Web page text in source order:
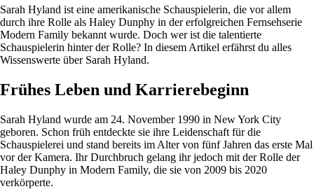
Sarah Hyland ist eine amerikanische Schauspielerin, die vor allem
durch ihre Rolle als Haley Dunphy in der erfolgreichen Fernsehserie
Modern Family bekannt wurde. Doch wer ist die talentierte
Schauspielerin hinter der Rolle? In diesem Artikel erfährst du alles
Wissenswerte über Sarah Hyland.
Frühes Leben und Karrierebeginn
Sarah Hyland wurde am 24. November 1990 in New York City
geboren. Schon früh entdeckte sie ihre Leidenschaft für die
Schauspielerei und stand bereits im Alter von fünf Jahren das erste Mal
vor der Kamera. Ihr Durchbruch gelang ihr jedoch mit der Rolle der
Haley Dunphy in Modern Family, die sie von 2009 bis 2020
verkörperte.